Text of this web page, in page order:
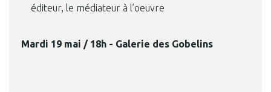
éditeur, le médiateur à l’oeuvre
Mardi 19 mai / 18h - Galerie des Gobelins